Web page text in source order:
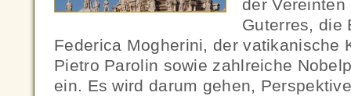
der
Guterres, die
Federica Mogherini, der vatikanische
Pietro Parolin sowie zahlreiche
ein. Es wird darum gehen,